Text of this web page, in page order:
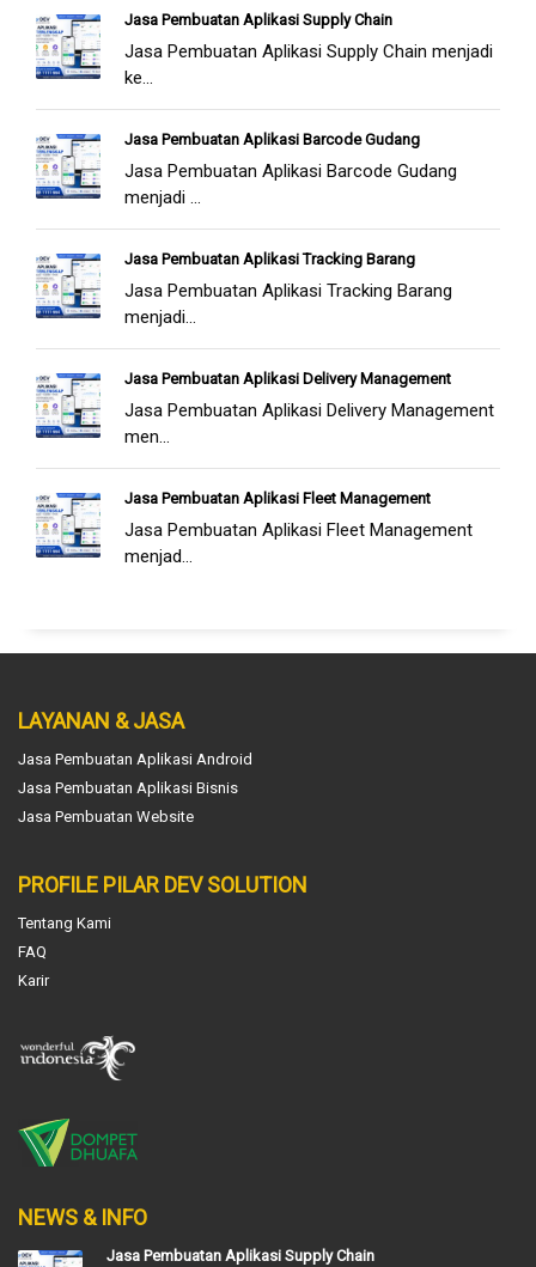
Jasa Pembuatan Aplikasi Supply Chain
Jasa Pembuatan Aplikasi Supply Chain menjadi
ke...
Jasa Pembuatan Aplikasi Barcode Gudang
Jasa Pembuatan Aplikasi Barcode Gudang
menjadi ...
Jasa Pembuatan Aplikasi Tracking Barang
Jasa Pembuatan Aplikasi Tracking Barang
menjadi...
Jasa Pembuatan Aplikasi Delivery Management
Jasa Pembuatan Aplikasi Delivery Management
men...
Jasa Pembuatan Aplikasi Fleet Management
Jasa Pembuatan Aplikasi Fleet Management
menjad...
LAYANAN & JASA
Jasa Pembuatan Aplikasi Android
Jasa Pembuatan Aplikasi Bisnis
Jasa Pembuatan Website
PROFILE PILAR DEV SOLUTION
Tentang Kami
FAQ
Karir
NEWS & INFO
Jasa Pembuatan Aplikasi Supply Chain